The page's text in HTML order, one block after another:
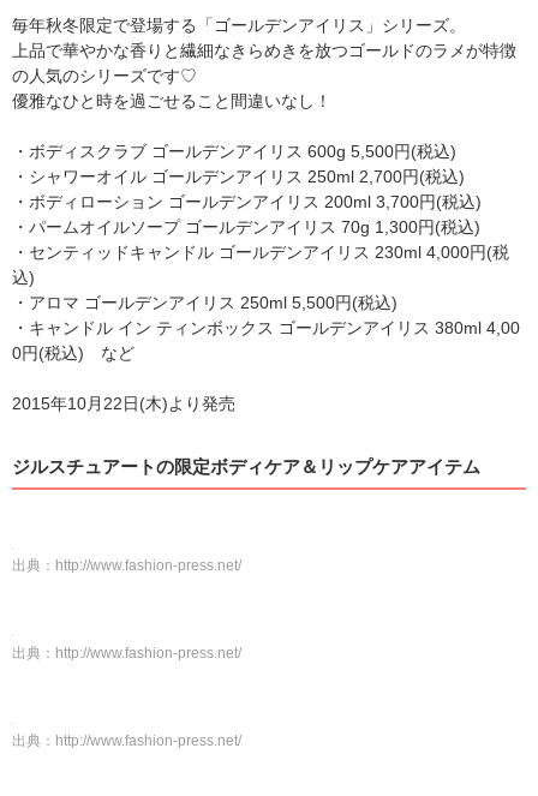
毎年秋冬限定で登場する「ゴールデンアイリス」シリーズ。
上品で華やかな香りと繊細なきらめきを放つゴールドのラメが特徴
の人気のシリーズです♡
優雅なひと時を過ごせること間違いなし！
・ボディスクラブ ゴールデンアイリス 600g 5,500円(税込)
・シャワーオイル ゴールデンアイリス 250ml 2,700円(税込)
・ボディローション ゴールデンアイリス 200ml 3,700円(税込)
・パームオイルソープ ゴールデンアイリス 70g 1,300円(税込)
・センティッドキャンドル ゴールデンアイリス 230ml 4,000円(税
込)
・アロマ ゴールデンアイリス 250ml 5,500円(税込)
・キャンドル イン ティンボックス ゴールデンアイリス 380ml 4,00
0円(税込) など
2015年10月22日(木)より発売
ジルスチュアートの限定ボディケア＆リップケアアイテム
出典： http://www.fashion-press.net/
出典： http://www.fashion-press.net/
出典： http://www.fashion-press.net/